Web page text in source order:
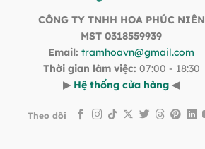
CÔNG TY TNHH HOA PHÚC NIÊN
MST 0318559939
Email: tramhoavn@gmail.com
Thời gian làm việc: 07:00 - 18:30
▶ Hệ thống cửa hàng ◀
Theo dõi